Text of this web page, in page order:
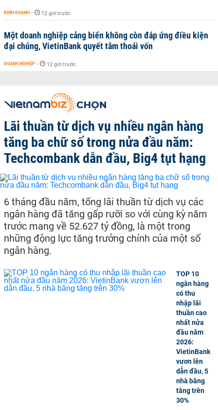
KINH DOANH - 12 giờ trước
Một doanh nghiệp cảng biển không còn đáp ứng điều kiện
đại chúng, VietinBank quyết tâm thoái vốn
DOANH NGHIỆP - 12 giờ trước
Lãi thuần từ dịch vụ nhiều ngân hàng
tăng ba chữ số trong nửa đầu năm:
Techcombank dẫn đầu, Big4 tụt hạng
6 tháng đầu năm, tổng lãi thuần từ dịch vụ các
ngân hàng đã tăng gấp rưỡi so với cùng kỳ năm
trước mang về 52.627 tỷ đồng, là một trong
những động lực tăng trưởng chính của một số
ngân hàng.
TOP 10
ngân hàng
có thu
nhập lãi
thuần cao
nhất nửa
đầu năm
2026:
VietinBank
vươn lên
dẫn đầu, 5
nhà băng
tăng trên
30%